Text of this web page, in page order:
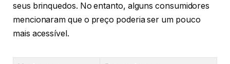
seus brinquedos. No entanto, alguns consumidores
mencionaram que o preço poderia ser um pouco
mais acessível.